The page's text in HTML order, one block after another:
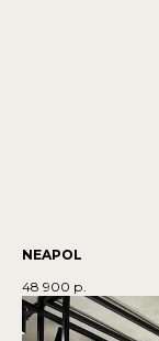
NEAPOL
48 900 р.